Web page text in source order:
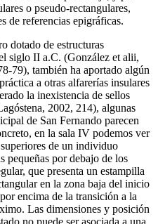
o pseudo-rectangulares,
de referencias epigráficas.
dotado de estructuras
siglo II a.C. (González et alii,
79), también ha aportado algún
a otras alfarerías insulares
la inexistencia de sellos
2002, 214), algunas
de San Fernando parecen
en la sala IV podemos ver
de un individuo
pequeñas por debajo de los
que presenta un estampilla
en la zona baja del inicio
encima de la transición a la
Las dimensiones y posición
no puede ser asociada a una